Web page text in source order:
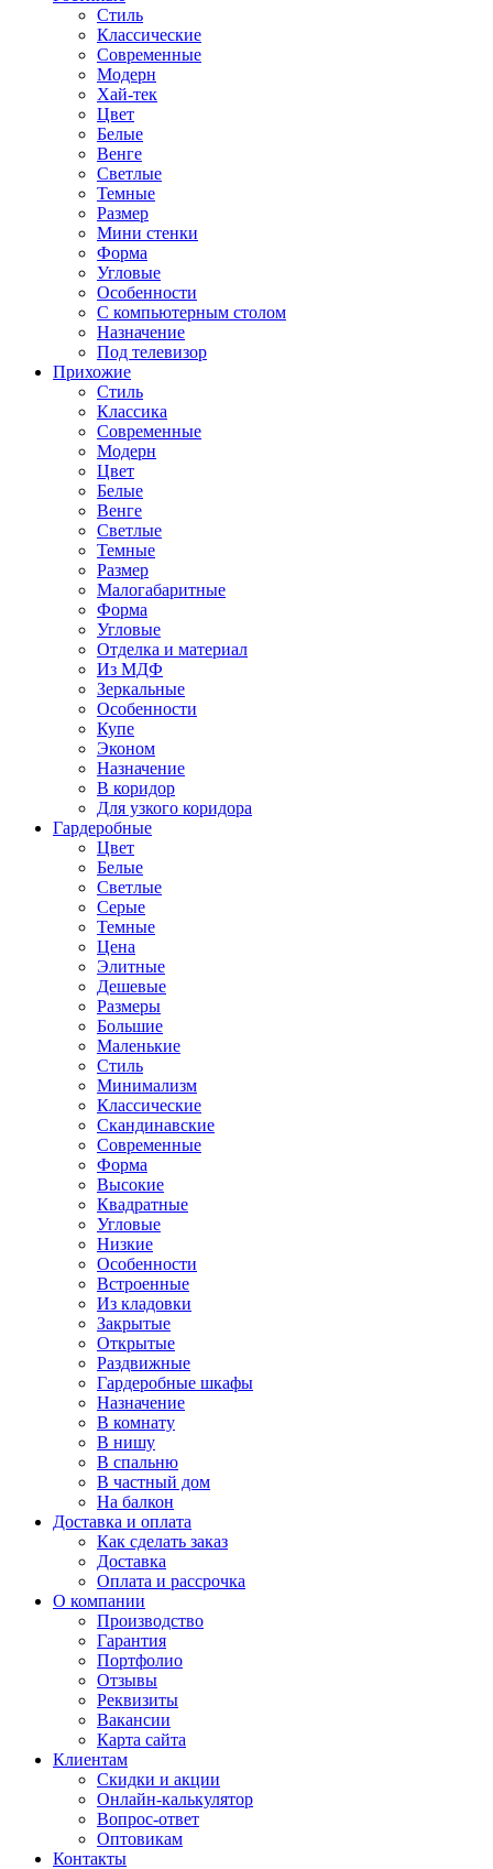
Стиль
Классические
Современные
Модерн
Хай-тек
Цвет
Белые
Венге
Светлые
Темные
Размер
Мини стенки
Форма
Угловые
Особенности
С компьютерным столом
Назначение
Под телевизор
Прихожие
Стиль
Классика
Современные
Модерн
Цвет
Белые
Венге
Светлые
Темные
Размер
Малогабаритные
Форма
Угловые
Отделка и материал
Из МДФ
Зеркальные
Особенности
Купе
Эконом
Назначение
В коридор
Для узкого коридора
Гардеробные
Цвет
Белые
Светлые
Серые
Темные
Цена
Элитные
Дешевые
Размеры
Большие
Маленькие
Стиль
Минимализм
Классические
Скандинавские
Современные
Форма
Высокие
Квадратные
Угловые
Низкие
Особенности
Встроенные
Из кладовки
Закрытые
Открытые
Раздвижные
Гардеробные шкафы
Назначение
В комнату
В нишу
В спальню
В частный дом
На балкон
Доставка и оплата
Как сделать заказ
Доставка
Оплата и рассрочка
О компании
Производство
Гарантия
Портфолио
Отзывы
Реквизиты
Вакансии
Карта сайта
Клиентам
Скидки и акции
Онлайн-калькулятор
Вопрос-ответ
Оптовикам
Контакты